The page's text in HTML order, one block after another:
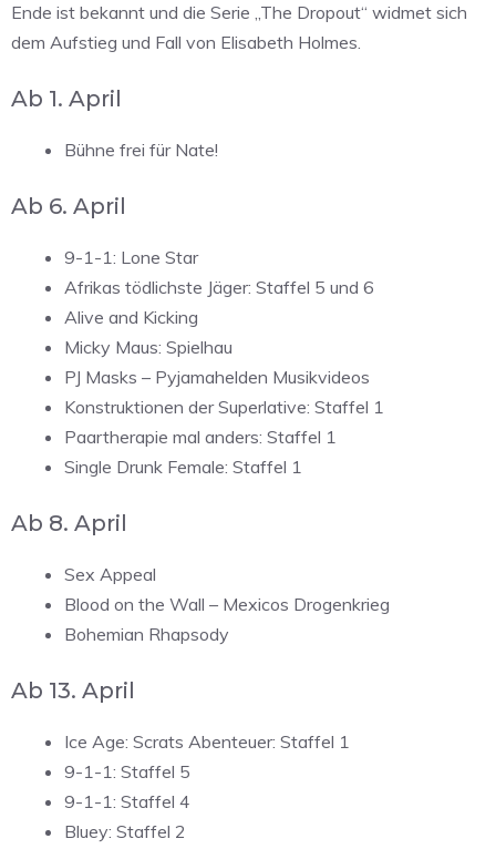
Ende ist bekannt und die Serie „The Dropout“ widmet sich
dem Aufstieg und Fall von Elisabeth Holmes.
Ab 1. April
Bühne frei für Nate!
Ab 6. April
9-1-1: Lone Star
Afrikas tödlichste Jäger: Staffel 5 und 6
Alive and Kicking
Micky Maus: Spielhau
PJ Masks – Pyjamahelden Musikvideos
Konstruktionen der Superlative: Staffel 1
Paartherapie mal anders: Staffel 1
Single Drunk Female: Staffel 1
Ab 8. April
Sex Appeal
Blood on the Wall – Mexicos Drogenkrieg
Bohemian Rhapsody
Ab 13. April
Ice Age: Scrats Abenteuer: Staffel 1
9-1-1: Staffel 5
9-1-1: Staffel 4
Bluey: Staffel 2